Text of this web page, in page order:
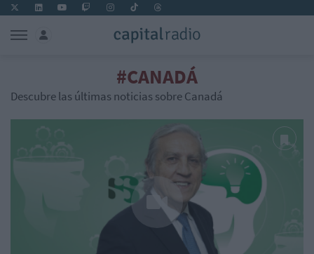
#CANADÁ
Descubre las últimas noticias sobre Canadá